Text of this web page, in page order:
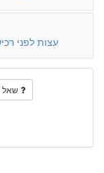
עצות לפני
שאל